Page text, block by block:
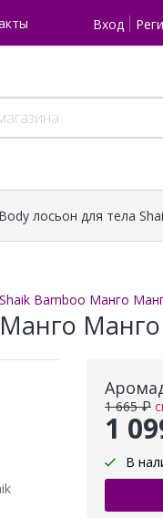
Вход
Body лосьон для тела
Bamboo Манго
Манго
1
1 665 ₽
В